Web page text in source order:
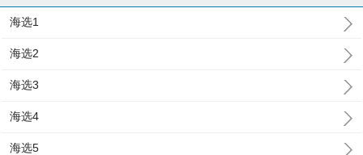
海选1
海选2
海选3
海选4
海选5